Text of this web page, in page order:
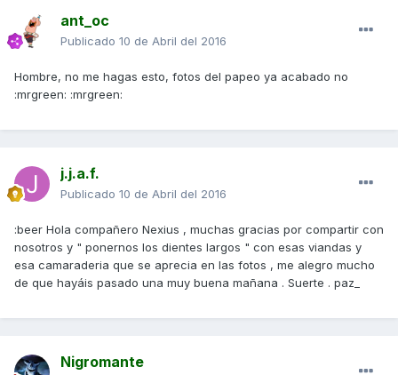
ant_oc
Publicado 10 de Abril del 2016
Hombre, no me hagas esto, fotos del papeo ya acabado no
:mrgreen: :mrgreen:
j.j.a.f.
Publicado 10 de Abril del 2016
:beer Hola compañero Nexius , muchas gracias por compartir con
nosotros y " ponernos los dientes largos " con esas viandas y
esa camaraderia que se aprecia en las fotos , me alegro mucho
de que hayáis pasado una muy buena mañana . Suerte . paz_
Nigromante